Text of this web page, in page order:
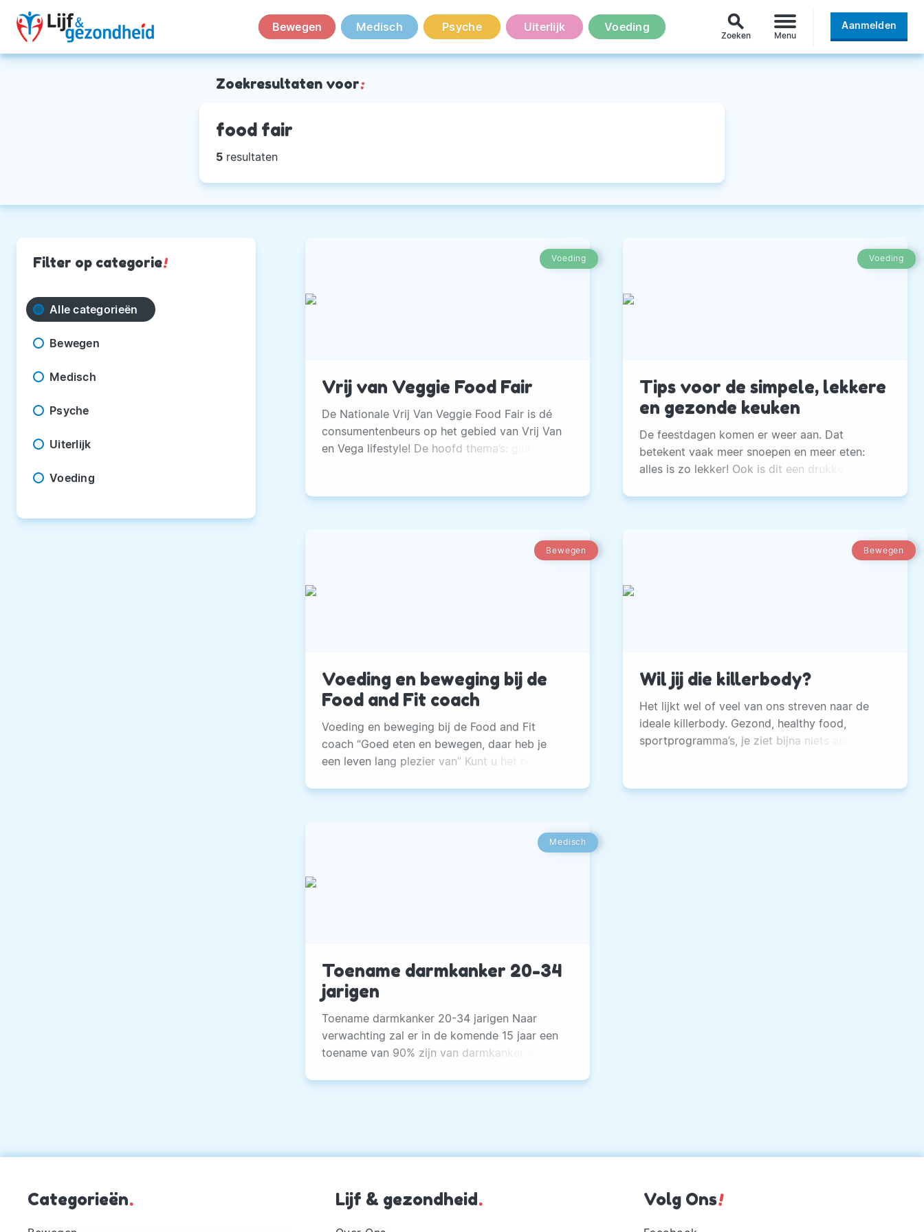
Bewegen Medisch Psyche Uiterlijk Voeding search
Zoeken Menu
Aanmelden
Zoekresultaten voor:
food fair
5 resultaten
Filter op categorie!
Alle categorieën
Bewegen
Medisch
Psyche
Uiterlijk
Voeding
Voeding
Vrij van Veggie Food Fair
De Nationale Vrij Van Veggie Food Fair is dé
consumentenbeurs op het gebied van Vrij Van
en Vega lifestyle! De hoofd thema’s: glutenvrij,
ingerichte kookdemonstraties, presentaties en
Voeding
Tips voor de simpele, lekkere
en gezonde keuken
De feestdagen komen er weer aan. Dat
betekent vaak meer snoepen en meer eten:
alles is zo lekker! Ook is dit een drukke tijd.
Bewegen
Voeding en beweging bij de
Food and Fit coach
Voeding en beweging bij de Food and Fit
coach “Goed eten en bewegen, daar heb je
een leven lang plezier van” Kunt u het nog
over voeding en allerlei meningen buitelen
ga je om met verleidingen? Mag je alles eten?
Waarom moet je ontbijten? Vind de weg maar
Bewegen
Wil jij die killerbody?
Het lijkt wel of veel van ons streven naar de
ideale killerbody. Gezond, healthy food,
sportprogramma’s, je ziet bijna niets anders
Medisch
Toename darmkanker 20-34
jarigen
Toename darmkanker 20-34 jarigen Naar
verwachting zal er in de komende 15 jaar een
toename van 90% zijn van darmkanker onder
oorzaken: inactiviteit, koolzuurhoudende
Categorieën. Lijf & gezondheid. Volg Ons!